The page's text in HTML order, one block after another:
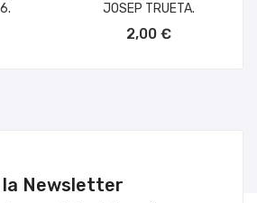
JOSEP TRUETA.
2,00 €
la Newsletter